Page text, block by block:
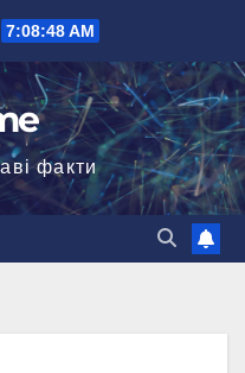
7:08:49 AM
факти